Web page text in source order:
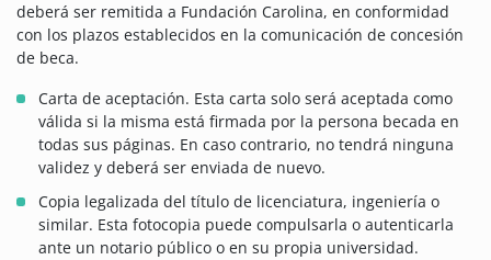
deberá ser remitida a Fundación Carolina, en conformidad
con los plazos establecidos en la comunicación de concesión
de beca.
Carta de aceptación. Esta carta solo será aceptada como
válida si la misma está firmada por la persona becada en
todas sus páginas. En caso contrario, no tendrá ninguna
validez y deberá ser enviada de nuevo.
Copia legalizada del título de licenciatura, ingeniería o
similar. Esta fotocopia puede compulsarla o autenticarla
ante un notario público o en su propia universidad.